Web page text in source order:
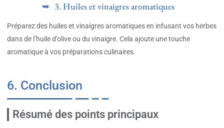
3. Huiles et vinaigres aromatiques
Préparez des huiles et vinaigres aromatiques en infusant vos herbes
dans de l’huile d’olive ou du vinaigre. Cela ajoute une touche
aromatique à vos préparations culinaires.
6. Conclusion
Résumé des points principaux